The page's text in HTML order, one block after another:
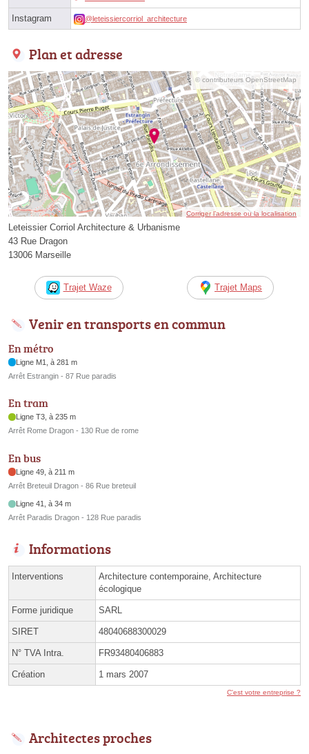
Instagram @leteissiercorriol_architecture
Plan et adresse
© contributeurs OpenStreetMap
Corriger l’adresse ou la localisation
Leteissier Corriol Architecture & Urbanisme
43 Rue Dragon
13006 Marseille
Trajet Waze Trajet Maps
Venir en transports en commun
En métro
Ligne M1, à 281 m
Arrêt Estrangin - 87 Rue paradis
En tram
Ligne T3, à 235 m
Arrêt Rome Dragon - 130 Rue de rome
En bus
Ligne 49, à 211 m
Arrêt Breteuil Dragon - 86 Rue breteuil
Ligne 41, à 34 m
Arrêt Paradis Dragon - 128 Rue paradis
Informations
Interventions
Architecture contemporaine, Architecture
écologique
Forme juridique SARL
SIRET 48040688300029
N° TVA Intra. FR93480406883
Création 1 mars 2007
C'est votre entreprise ?
Architectes proches